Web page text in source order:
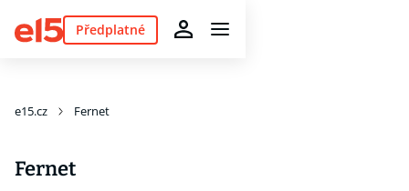
Předplatné
e15.cz Fernet
Fernet